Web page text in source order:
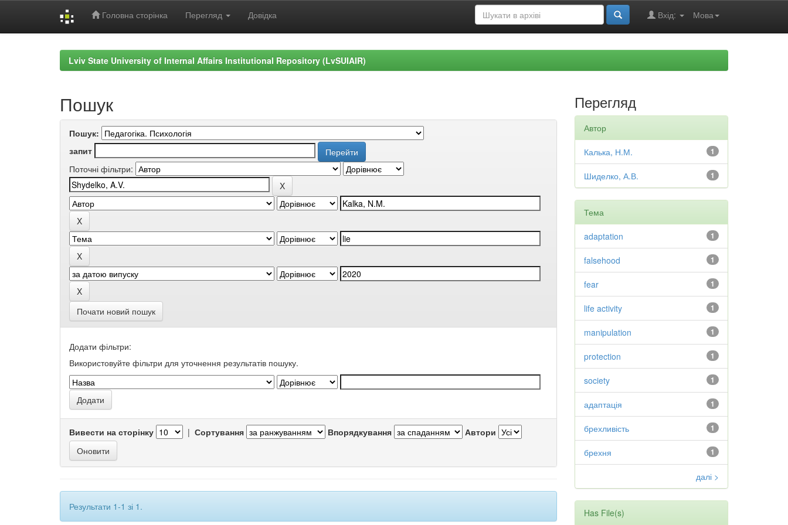
Головна сторінка Перегляд Довідка Мова
Вхід:
Lviv State University of Internal Affairs Institutional Repository (LvSUIAIR)
Пошук
Пошук:
запит
Поточні фільтри:
Почати новий пошук
Додати фільтри:
Використовуйте фільтри для уточнення результатів пошуку.
Вивести на сторінку | Сортування Впорядкування Автори
Результати 1-1 зі 1.
Перегляд
Автор
1
Калька, Н.М.
1
Шиделко, А.В.
Тема
1
adaptation
1
falsehood
1
fear
1
life activity
1
manipulation
1
protection
1
society
1
адаптація
1
брехливість
1
брехня
далі >
Has File(s)